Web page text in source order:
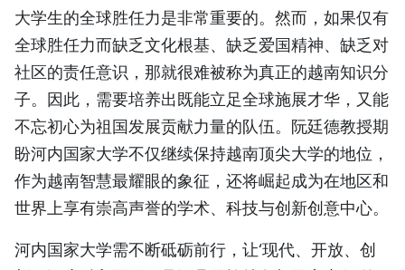
大学生的全球胜任力是非常重要的。然而，如果仅有
全球胜任力而缺乏文化根基、缺乏爱国精神、缺乏对
社区的责任意识，那就很难被称为真正的越南知识分
子。因此，需要培养出既能立足全球施展才华，又能
不忘初心为祖国发展贡献力量的队伍。阮廷德教授期
盼河内国家大学不仅继续保持越南顶尖大学的地位，
作为越南智慧最耀眼的象征，还将崛起成为在地区和
世界上享有崇高声誉的学术、科技与创新创意中心。
河内国家大学需不断砥砺前行，让‘现代、开放、创